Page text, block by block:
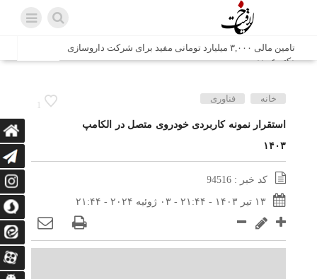
تامین مالی ۳,۰۰۰ میلیارد تومانی مفید برای شرکت داروسازی
دکتر عبیدی
شش وزیر کابینه پاکستان با حضور در سفارت ایران در اسلام
اتابک: ظرفیت های جدید همکاری‌های تجاری ایران و پاکستان با
محوریت بخش خصوصی فعال می‌شود
در مسیر جا‌مانده‌ها، دل‌ها به کربلا رسیده است
وزیر صمت خواستار پیگیری کانتینرهای ایرانی در بندر کراچی
شد / تجارت ۱۰ میلیارد دلاری ایران و پاکستان
1
خانه فناوری
استقرار نمونه کاربردی خودروی متصل در الکامپ
۱۴۰۳
کد خبر : 94516
۱۳ تیر ۱۴۰۳ - ۲۱:۴۴ - ۰۳ ژوئیه ۲۰۲۴ - ۲۱:۴۴